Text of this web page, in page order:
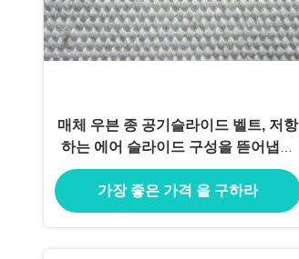
매체 우븐 종 공기슬라이드 벨트, 저항
하는 에어 슬라이드 구성을 뜯어냅니
다
가장 좋은 가격 을 구하라